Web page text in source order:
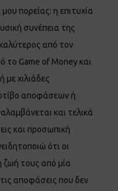
πορείας: η επιτυχία
συνέπεια της
από τον
Game of Money και
χιλιάδες
αποφάσεων ή
και τελικά
και προσωπική
ότι οι
τους από μία
αποφάσεις που δεν